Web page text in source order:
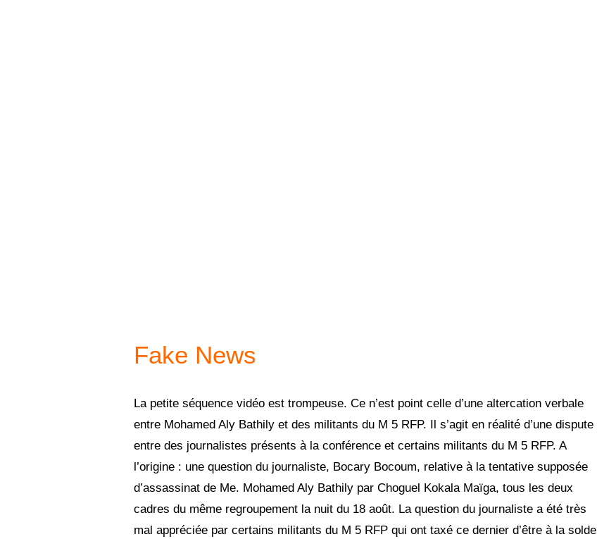
Fake News
La petite séquence vidéo est trompeuse. Ce n’est point celle d’une altercation verbale
entre Mohamed Aly Bathily et des militants du M 5 RFP. Il s’agit en réalité d’une dispute
entre des journalistes présents à la conférence et certains militants du M 5 RFP. A
l’origine : une question du journaliste, Bocary Bocoum, relative à la tentative supposée
d’assassinat de Me. Mohamed Aly Bathily par Choguel Kokala Maïga, tous les deux
cadres du même regroupement la nuit du 18 août. La question du journaliste a été très
mal appréciée par certains militants du M 5 RFP qui ont taxé ce dernier d’être à la solde